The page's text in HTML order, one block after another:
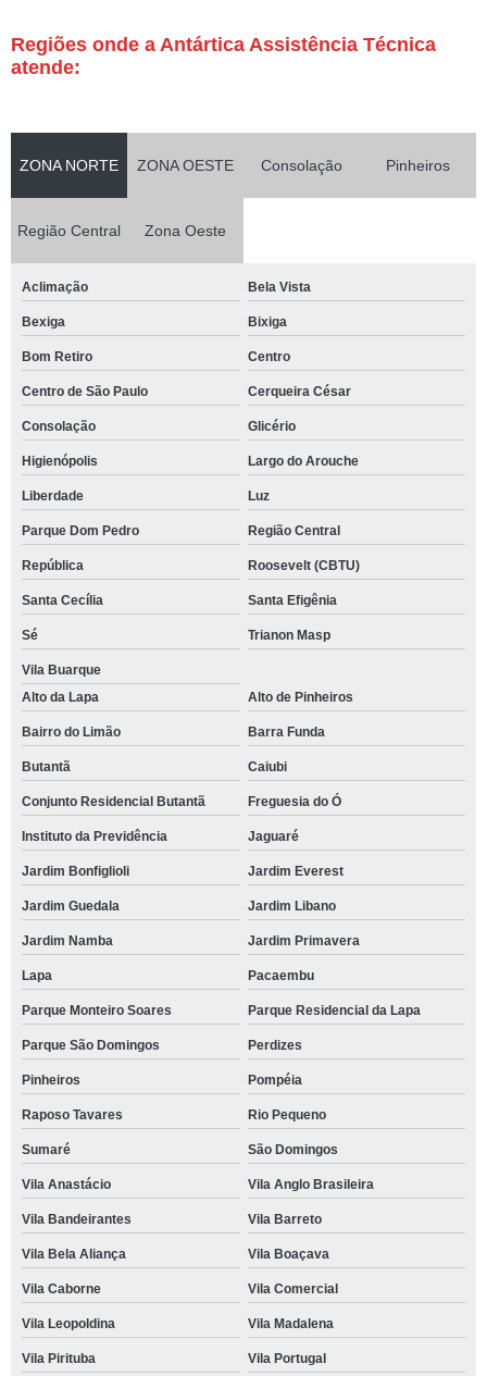
Regiões onde a Antártica Assistência Técnica
atende:
ZONA NORTE ZONA OESTE Consolação Pinheiros
Região Central Zona Oeste
Aclimação Bela Vista
Bexiga Bixiga
Bom Retiro Centro
Centro de São Paulo Cerqueira César
Consolação Glicério
Higienópolis Largo do Arouche
Liberdade Luz
Parque Dom Pedro Região Central
República Roosevelt (CBTU)
Santa Cecília Santa Efigênia
Sé Trianon Masp
Vila Buarque
Alto da Lapa
Alto de Pinheiros
Bairro do Limão Barra Funda
Butantã Caiubi
Conjunto Residencial Butantã Freguesia do Ó
Instituto da Previdência Jaguaré
Jardim Bonfiglioli Jardim Everest
Jardim Guedala Jardim Libano
Jardim Namba Jardim Primavera
Lapa Pacaembu
Parque Monteiro Soares Parque Residencial da Lapa
Parque São Domingos Perdizes
Pinheiros Pompéia
Raposo Tavares Rio Pequeno
Sumaré São Domingos
Vila Anastácio Vila Anglo Brasileira
Vila Bandeirantes Vila Barreto
Vila Bela Aliança Vila Boaçava
Vila Caborne Vila Comercial
Vila Leopoldina Vila Madalena
Vila Pirituba Vila Portugal